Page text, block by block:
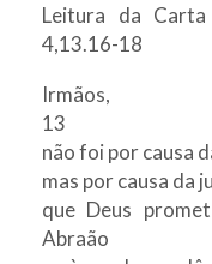
Leitura da
4,13.16-18
Irmãos,
13
não foi por causa
mas por causa da
que Deus
Abraão